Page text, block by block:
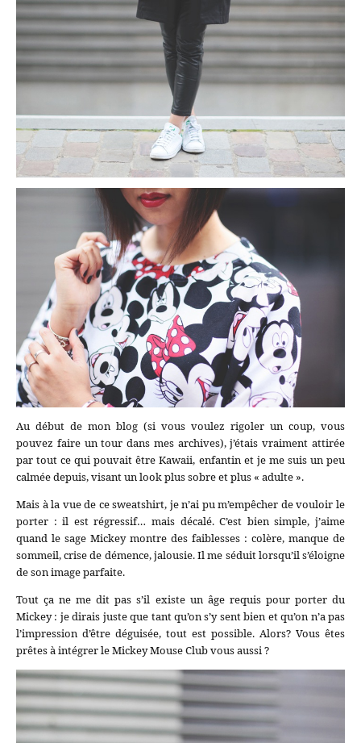
Au début de mon blog (si vous voulez rigoler un coup, vous
pouvez faire un tour dans mes archives), j’étais vraiment attirée
par tout ce qui pouvait être Kawaii, enfantin et je me suis un peu
calmée depuis, visant un look plus sobre et plus « adulte ».
Mais à la vue de ce sweatshirt, je n’ai pu m’empêcher de vouloir le
porter : il est régressif… mais décalé. C’est bien simple, j’aime
quand le sage Mickey montre des faiblesses : colère, manque de
sommeil, crise de démence, jalousie. Il me séduit lorsqu’il s’éloigne
de son image parfaite.
Tout ça ne me dit pas s’il existe un âge requis pour porter du
Mickey : je dirais juste que tant qu’on s’y sent bien et qu’on n’a pas
l’impression d’être déguisée, tout est possible. Alors? Vous êtes
prêtes à intégrer le Mickey Mouse Club vous aussi ?